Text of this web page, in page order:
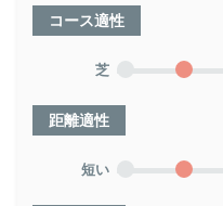
コース適性
芝
距離適性
短い